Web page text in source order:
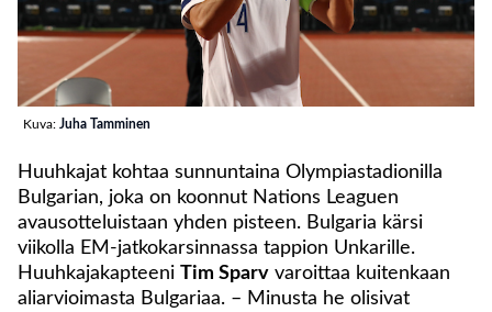
Kuva: Juha Tamminen
Huuhkajat kohtaa sunnuntaina Olympiastadionilla
Bulgarian, joka on koonnut Nations Leaguen
avausotteluistaan yhden pisteen. Bulgaria kärsi
viikolla EM-jatkokarsinnassa tappion Unkarille.
Huuhkajakapteeni
Tim Sparv varoittaa kuitenkaan
aliarvioimasta Bulgariaa. – Minusta he olisivat